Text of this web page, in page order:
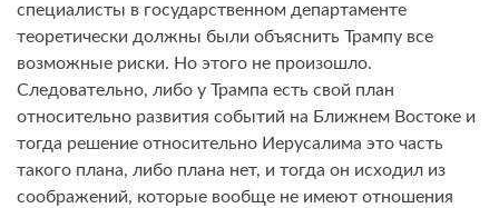
специалисты в государственном департаменте
теоретически должны были объяснить Трампу все
возможные риски. Но этого не произошло.
Следовательно, либо у Трампа есть свой план
относительно развития событий на Ближнем Востоке и
тогда решение относительно Иерусалима это часть
такого плана, либо плана нет, и тогда он исходил из
соображений, которые вообще не имеют отношения